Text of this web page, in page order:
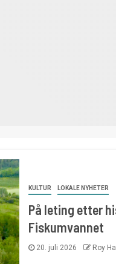
KULTUR LOKALE NYHETER
På leting etter
Fiskumvannet
20. juli 2026 Roy